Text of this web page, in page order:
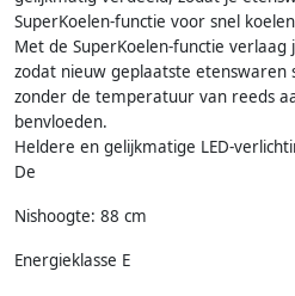
SuperKoelen-functie voor snel
Met de SuperKoelen-functie
zodat nieuw geplaatste etenswaren
zonder de temperatuur van reeds
benvloeden.
Heldere en gelijkmatige LED-
De
Nishoogte: 88 cm
Energieklasse E